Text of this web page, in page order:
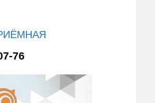
76